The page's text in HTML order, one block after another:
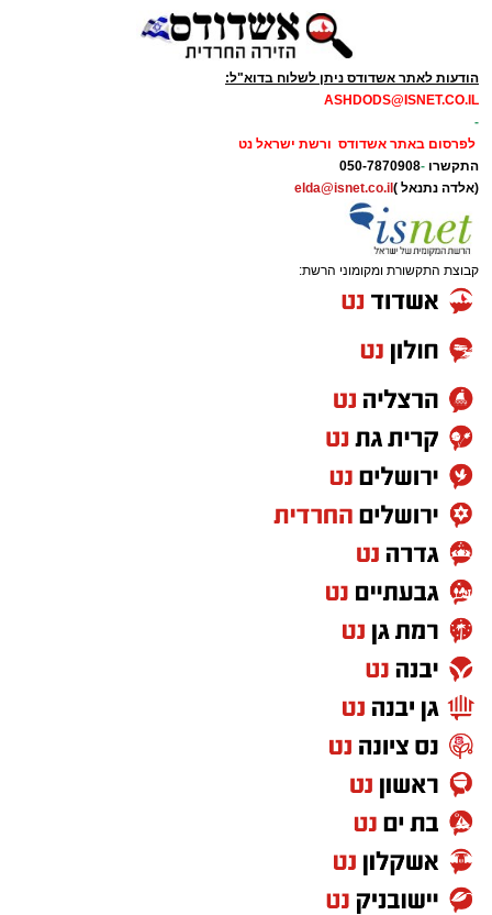
הודעות לאתר אשדודס ניתן לשלוח בדוא"ל:
ASHDODS@ISNET.CO.IL
-
לפרסום באתר אשדודס ורשת ישראל נט
התקשרו -
050-7870908
(אלדה נתנאל ) elda@isnet.co.il
קבוצת התקשורת ומקומוני הרשת: